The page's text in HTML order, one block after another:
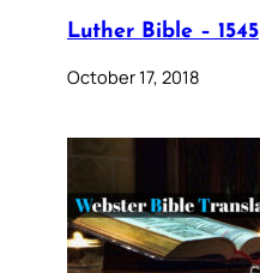
Luther Bible – 1545
October 17, 2018